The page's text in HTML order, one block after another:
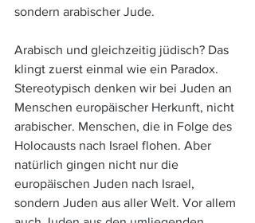
sondern arabischer Jude.
Arabisch und gleichzeitig jüdisch? Das
klingt zuerst einmal wie ein Paradox.
Stereotypisch denken wir bei Juden an
Menschen europäischer Herkunft, nicht
arabischer. Menschen, die in Folge des
Holocausts nach Israel flohen. Aber
natürlich gingen nicht nur die
europäischen Juden nach Israel,
sondern Juden aus aller Welt. Vor allem